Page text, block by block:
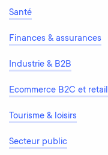
Santé
Finances & assurances
Industrie & B2B
Ecommerce B2C et retail
Tourisme & loisirs
Secteur public